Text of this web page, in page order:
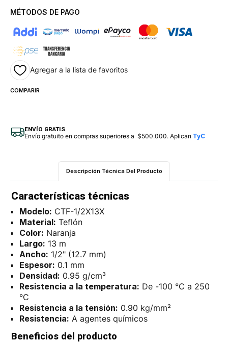
MÉTODOS DE PAGO
Agregar a la lista de favoritos
COMPARIR
ENVÍO GRATIS
Envío gratuito en compras superiores a $500.000. Aplican TyC
Descripción Técnica Del Producto
Características técnicas
Modelo: CTF-1/2X13X
Material: Teflón
Color: Naranja
Largo: 13 m
Ancho: 1/2" (12.7 mm)
Espesor: 0.1 mm
Densidad: 0.95 g/cm³
Resistencia a la temperatura: De -100 °C a 250
°C
Resistencia a la tensión: 0.90 kg/mm²
Resistencia: A agentes químicos
Beneficios del producto